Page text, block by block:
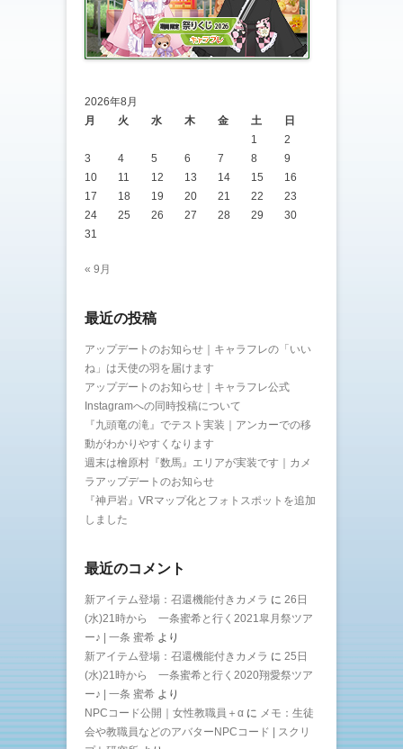
2026年8月
月
火 水 木 金 土
日
1
2
3
4 5 6 7 8
9
10
11 12 13 14 15
16
17
18 19 20 21 22
23
24
25 26 27 28 29
30
31
« 9月
最近の投稿
アップデートのお知らせ｜キャラフレの「いい
ね」は天使の羽を届けます
アップデートのお知らせ｜キャラフレ公式
Instagramへの同時投稿について
『九頭竜の滝』でテスト実装｜アンカーでの移
動がわかりやすくなります
週末は檜原村『数馬』エリアが実装です｜カメ
ラアップデートのお知らせ
『神戸岩』VRマップ化とフォトスポットを追加
しました
最近のコメント
新アイテム登場：召還機能付きカメラ に 26日
(水)21時から 一条蜜希と行く2021皐月祭ツア
ー♪ | 一条 蜜希 より
新アイテム登場：召還機能付きカメラ に 25日
(水)21時から 一条蜜希と行く2020翔愛祭ツア
ー♪ | 一条 蜜希 より
NPCコード公開｜女性教職員＋α に メモ：生徒
会や教職員などのアバターNPCコード | スクリ